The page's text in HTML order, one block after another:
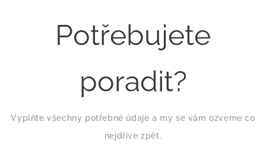
Potřebujete
poradit?
Vyplňte všechny potřebné údaje a my se vám ozveme co
nejdříve zpět.